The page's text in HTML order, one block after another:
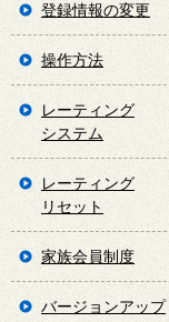
登録情報の変更
操作方法
レーティング
システム
レーティング
リセット
家族会員制度
バージョンアップ